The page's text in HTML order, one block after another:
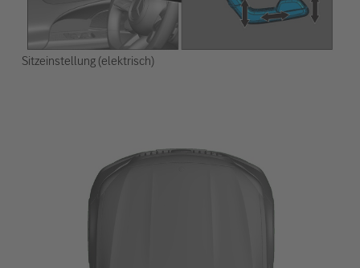
Sitzeinstellung (elektrisch)